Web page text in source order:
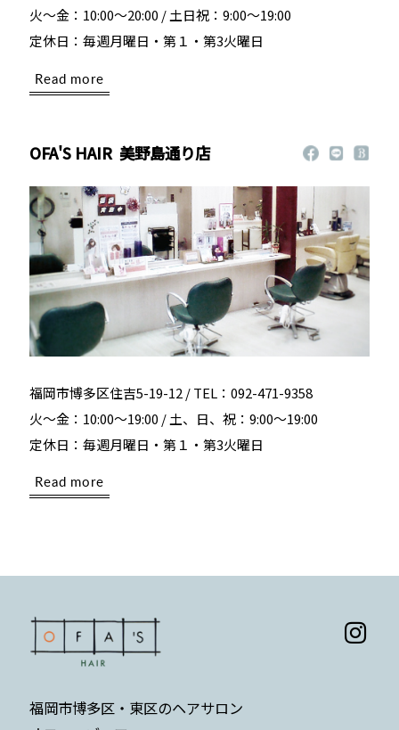
火～金：10:00～20:00 / 土日祝：9:00～19:00
定休日：毎週月曜日・第１・第3火曜日
Read more
OFA'S HAIR 美野島通り店
福岡市博多区住吉5-19-12 / TEL：092-471-9358
火～金：10:00～19:00 / 土、日、祝：9:00～19:00
定休日：毎週月曜日・第１・第3火曜日
Read more
福岡市博多区・東区のヘアサロン